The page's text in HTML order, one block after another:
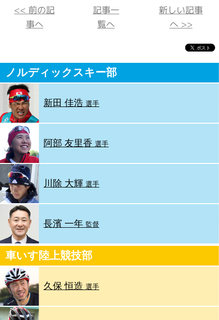
<< 前の記
事へ
記事一
覧へ
新しい記事
へ >>
ノルディックスキー部
新田 佳浩選手
阿部 友里香選手
川除 大輝選手
長濱 一年 監督
車いす陸上競技部
久保 恒造選手